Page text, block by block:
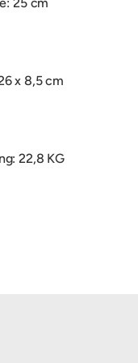
x 8,5 cm
22,8 KG